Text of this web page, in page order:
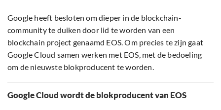
Google heeft besloten om dieper in de blockchain-
community te duiken door lid te worden van een
blockchain project genaamd EOS. Om precies te zijn gaat
Google Cloud samen werken met EOS, met de bedoeling
om de nieuwste blokproducent te worden.
Google Cloud wordt de blokproducent van EOS